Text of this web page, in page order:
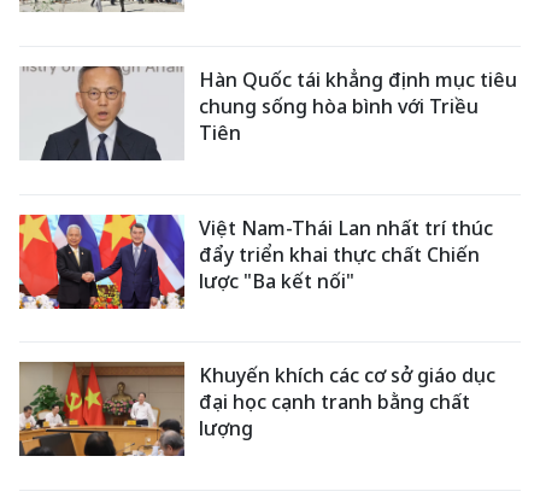
Hàn Quốc tái khẳng định mục tiêu
chung sống hòa bình với Triều
Tiên
Việt Nam-Thái Lan nhất trí thúc
đẩy triển khai thực chất Chiến
lược "Ba kết nối"
Khuyến khích các cơ sở giáo dục
đại học cạnh tranh bằng chất
lượng